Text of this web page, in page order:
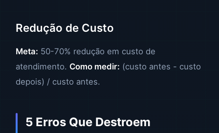
Redução de Custo
Meta: 50-70% redução em custo de
atendimento. Como medir: (custo antes - custo
depois) / custo antes.
5 Erros Que Destroem